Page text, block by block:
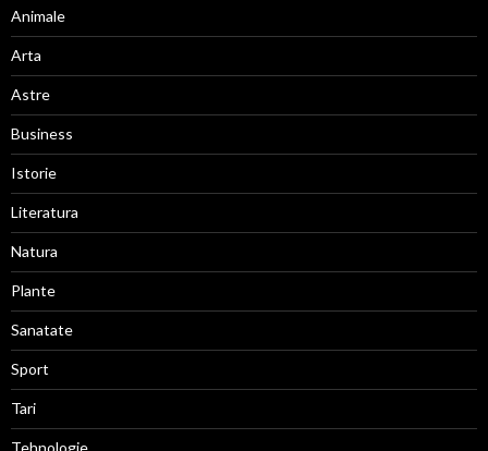
Animale
Arta
Astre
Business
Istorie
Literatura
Natura
Plante
Sanatate
Sport
Tari
Tehnologie